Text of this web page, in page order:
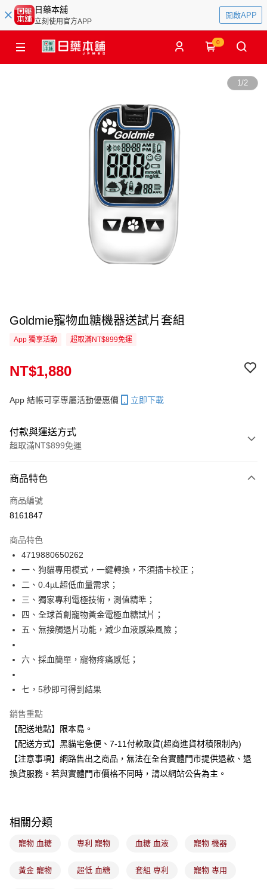
日藥本舖
立刻使用官方APP
開啟APP
0
1/2
Goldmie寵物血糖機器送試片套組
App 獨享活動 超取滿NT$899免運
NT$1,880
App 結帳可享專屬活動優惠價 立即下載
付款與運送方式
超取滿NT$899免運
信用卡一次付款
信用卡分期付款
合作金庫商業銀行
華南商業銀行
上海商業儲蓄銀行
台北富邦商業銀行
國泰世華商業銀行
臺灣中小企業銀行
台中商業銀行
匯豐（台灣）商業銀行
華泰商業銀行
聯邦商業銀行
遠東國際商業銀行
元大商業銀行
永豐商業銀行
台新國際商業銀行
LINE Pay
Apple Pay
街口支付
Google Pay
相關說明
【大哥付你分期使用說明】
1.本服務由台灣大哥大提供，台灣大哥大用戶可立即使用無須另外申請。
2.付款方式選擇「大哥付你分期」，訂單成立後會自動跳轉到大哥付的交易
流程，驗證手機門號後，選擇欲分期的期數、繳款截止日，確認付款後即完
成交易。
法說明評估內容。
【繳款方式說明】
1.分期款項不併入電信帳單，「大哥付你分期」於每月結算日後寄送繳費提
帳／街口支付／iPASS MONEY」等通路繳費。
ATM付款
運送方式
付款後全家取貨
每筆NT$100，滿NT$899(含以上)免運費
7-11取貨付款
商品特色
商品編號
8161847
商品特色
4719880650262
一、狗貓專用模式，一鍵轉換，不須插卡校正；
二、0.4µL超低血量需求；
三、獨家專利電極技術，測值精準；
四、全球首創寵物黃金電極血糖試片；
五、無接觸退片功能，減少血液感染風險；
六、採血簡單，寵物疼痛感低；
七，5秒即可得到結果
銷售重點
【配送地點】限本島。
【配送方式】黑貓宅急便、7-11付款取貨(超商進貨材積限制內)
【注意事項】網路售出之商品，無法在全台實體門市提供退款、退
換貨服務。若與實體門市價格不同時，請以網站公告為主。
相關分類
寵物 血糖 專利 寵物 血糖 血液 寵物 機器
黃金 寵物 超低 血糖 套組 專利 寵物 專用